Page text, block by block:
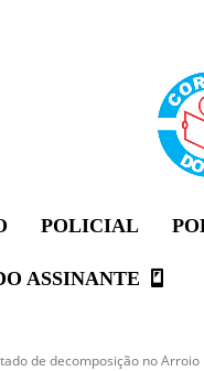
POLICIAL
ASSINANTE
de decomposição no Arroio